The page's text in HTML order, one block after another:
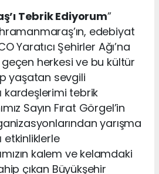
Tebrik Ediyorum”
edebiyat
Yaratıcı Şehirler Ağı’na
herkesi ve bu kültür
yaşatan sevgili
kardeşlerimi tebrik
Sayın Fırat Görgel’in
yarışma
etkinliklerle
kalem ve kelamdaki
çıkan Büyükşehir